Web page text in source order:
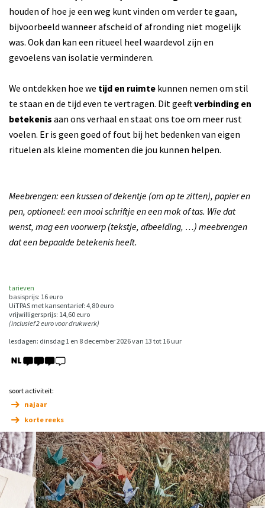
houden of hoe je een weg kunt vinden om verder te gaan,
bijvoorbeeld wanneer afscheid of afronding niet mogelijk
was. Ook dan kan een ritueel heel waardevol zijn en
gevoelens van isolatie verminderen.
We ontdekken hoe we tijd en ruimte kunnen nemen om stil
te staan en de tijd even te vertragen. Dit geeftverbinding en
betekenis aan ons verhaal en staat ons toe om meer rust
voelen. Er is geen goed of fout bij het bedenken van eigen
rituelen als kleine momenten die jou kunnen helpen.
Meebrengen: een kussen of dekentje (om op te zitten), papier en
pen, optioneel: een mooi schriftje en een mok of tas. Wie dat
wenst, mag een voorwerp (tekstje, afbeelding, …) meebrengen
dat een bepaalde betekenis heeft.
tarieven
basisprijs: 16 euro
UiTPAS met kansentarief: 4,80 euro
vrijwilligersprijs: 14,60 euro
(inclusief 2 euro voor drukwerk)
lesdagen: dinsdag 1 en 8 december 2026 van 13 tot 16 uur
soort activiteit:
najaar
korte reeks
Overslaan